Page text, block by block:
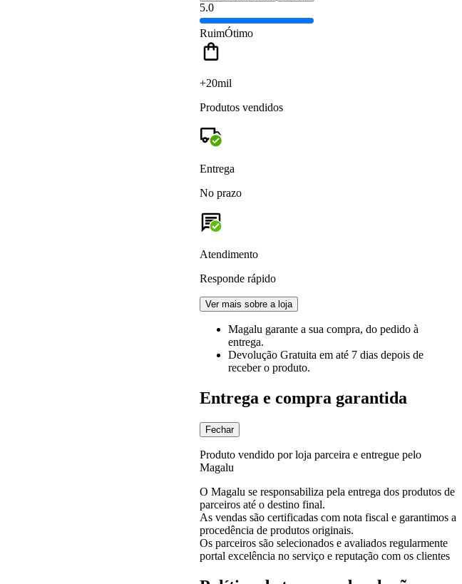
5.0
RuimÓtimo
+20mil
Produtos vendidos
Entrega
No prazo
Atendimento
Responde rápido
Ver mais sobre a loja
Magalu garante a sua compra, do pedido à
entrega.
Devolução Gratuita em até 7 dias depois de
receber o produto.
Entrega e compra garantida
Fechar
Produto vendido por loja parceira e entregue pelo
Magalu
O Magalu se responsabiliza pela entrega dos produtos de
parceiros até o destino final.
As vendas são certificadas com nota fiscal e garantimos a
procedência de produtos originais.
Os parceiros são selecionados e avaliados regularmente
portal excelência no serviço e reputação com os clientes